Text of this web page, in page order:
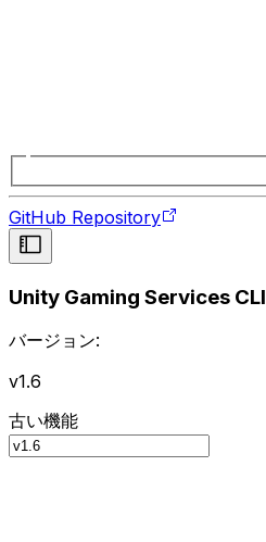
GitHub Repository
Unity Gaming Services CLI
バージョン:
v1.6
古い機能